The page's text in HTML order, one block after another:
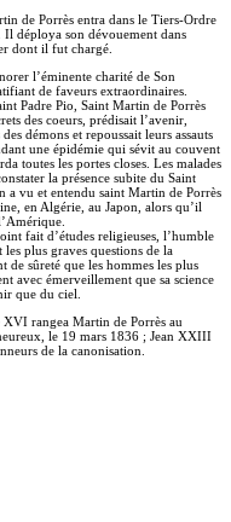
de Porrès entra dans le Tiers-Ordre
déploya son dévouement dans
dont il fut chargé.
l’éminente charité de Son
de faveurs extraordinaires.
Padre Pio, Saint Martin de Porrès
des coeurs, prédisait l’avenir,
démons et repoussait leurs assauts
une épidémie qui sévit au couvent
toutes les portes closes. Les malades
la présence subite du Saint
a vu et entendu saint Martin de Porrès
en Algérie, au Japon, alors qu’il
fait d’études religieuses, l’humble
plus graves questions de la
de sûreté que les hommes les plus
avec émerveillement que sa science
que du ciel.
rangea Martin de Porrès au
le 19 mars 1836 ; Jean XXIII
de la canonisation.